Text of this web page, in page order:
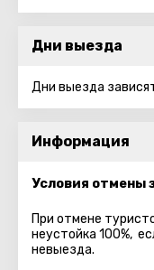
Дни выезда
Дни выезда
Информация
Условия отмены
При отмене
неустойка 100%,
невыезда.